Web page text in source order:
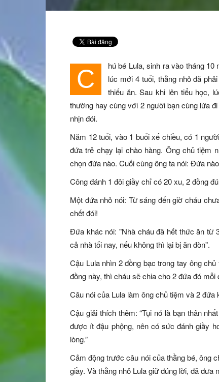
C
hú bé Lula, sinh ra vào tháng
lúc mới 4 tuổi, thằng nhỏ đã
thiếu ăn. Sau khi lên tiểu học,
thường hay cùng với 2 người bạn cùng lứa
nhịn đói.
Năm 12 tuổi, vào 1 buổi xế chiều, có 1
đứa trẻ chạy lại chào hàng. Ông chủ tiệm
chọn đứa nào. Cuối cùng ông ta nói: Đứa
Công đánh 1 đôi giầy chỉ có 20 xu, 2 đồng
Một đứa nhỏ nói: Từ sáng đến giờ cháu
chết đói!
Đứa khác nói: "Nhà cháu đã hết thức ăn từ
cả nhà tối nay, nếu không thì lại bị ăn đòn".
Cậu Lula nhìn 2 đồng bạc trong tay ông
đồng này, thì cháu sẽ chia cho 2 đứa đó mỗi
Câu nói của Lula làm ông chủ tiệm và 2 đứa
Cậu giải thích thêm: “Tụi nó là bạn thân
được ít đậu phộng, nên có sức đánh giầy
lòng.”
Cảm động trước câu nói của thằng bé, ông
giầy. Và thằng nhỏ Lula giữ đúng lời, đã đưa